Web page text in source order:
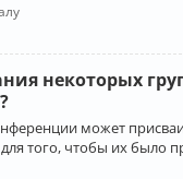
некоторых
может
того, чтобы их было